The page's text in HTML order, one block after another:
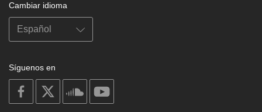
Cambiar idioma
Síguenos en
on
facebook
soundcloud